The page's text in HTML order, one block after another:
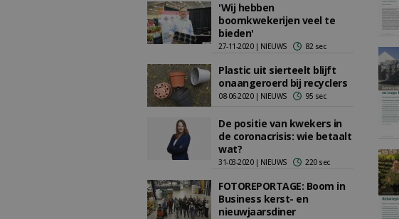
'Wij hebben
boomkwekerijen veel te
bieden'
27-11-2020 | NIEUWS 82 sec
Plastic uit sierteelt blijft
onaangeroerd bij recyclers
08-06-2020 | NIEUWS 95 sec
De positie van kwekers in
de coronacrisis: wie betaalt
wat?
31-03-2020 | NIEUWS 220 sec
FOTOREPORTAGE: Boom in
Business kerst- en
nieuwjaarsdiner